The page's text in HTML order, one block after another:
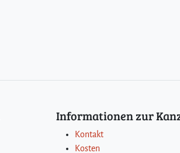
Informationen zur
Kontakt
Kosten